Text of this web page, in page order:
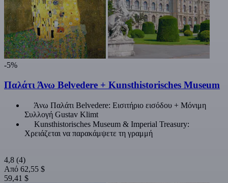
-5%
Παλάτι Άνω Belvedere + Kunsthistorisches Museum
Άνω Παλάτι Belvedere: Εισιτήριο εισόδου + Μόνιμη
Συλλογή Gustav Klimt
Kunsthistorisches Museum & Imperial Treasury:
Χρειάζεται να παρακάμψετε τη γραμμή
4,8 (4)
Από 62,55 $
59,41 $